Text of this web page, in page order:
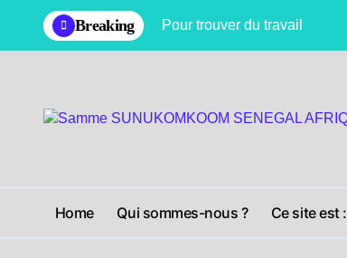
content
Breaking Pour trouver du travail
Home Qui sommes-nous ? Ce site est :